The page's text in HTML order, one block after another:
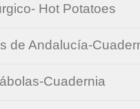
Hot Potatoes
de Andalucía-
Cuadernia